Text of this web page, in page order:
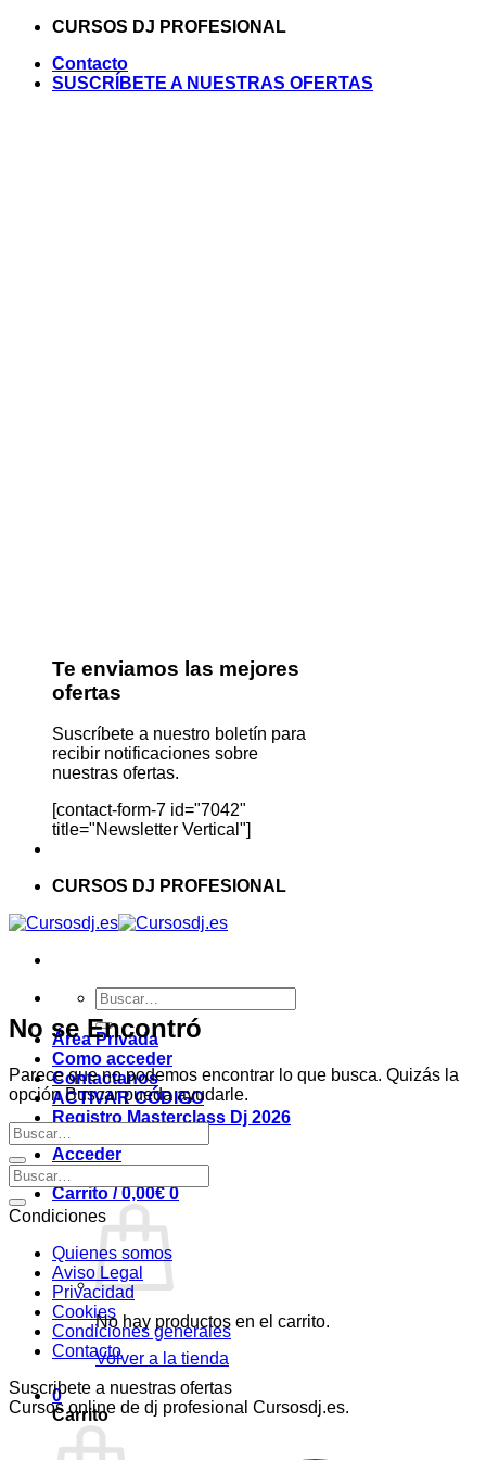
Saltar
contenido
CURSOS DJ PROFESIONAL
Contacto
SUSCRÍBETE A NUESTRAS OFERTAS
Te enviamos las mejores
ofertas
Suscríbete a nuestro boletín para
recibir notificaciones sobre
nuestras ofertas.
[contact-form-7 id="7042"
title="Newsletter Vertical"]
CURSOS DJ PROFESIONAL
Buscar
por:
Área Privada
Como acceder
Contactanos
ACTIVAR CÓDIGO
Registro Masterclass Dj 2026
Acceder
Carrito /0,00€ 0
No hay productos en el carrito.
Volver a la tienda
0
Carrito
No se Encontró
Parece que no podemos encontrar lo que busca. Quizás la
opción Buscar pueda ayudarle.
Condiciones
Quienes somos
Aviso Legal
Privacidad
Cookies
Condiciones generales
Contacto
Suscribete a nuestras ofertas
Cursos online de dj profesional Cursosdj.es.